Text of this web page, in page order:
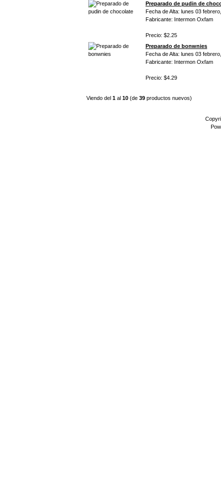
Preparado de pudin de
Fecha de Alta: lunes 03
Fabricante: Intermon Oxfam
Precio: $2.25
Preparado de bonwnies
Fecha de Alta: lunes 03
Fabricante: Intermon Oxfam
Precio: $4.29
Viendo del 1 al 10 (de 39 productos nuevos)